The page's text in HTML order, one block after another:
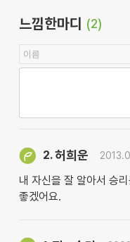
느낌한마디 (2)
2.허희운
내 자신을 잘 알아서 승
좋겠어요.